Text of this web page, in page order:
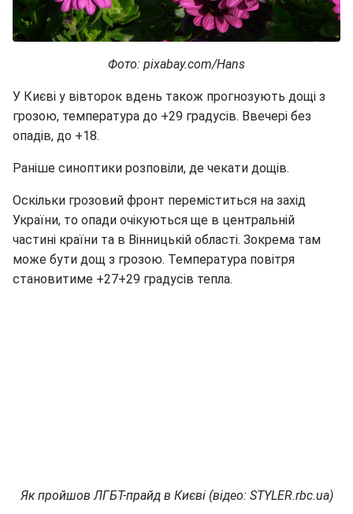
Фото: pixabay.com/Hans
У Києві у вівторок вдень також прогнозують дощі з
грозою, температура до +29 градусів. Ввечері без
опадів, до +18.
Раніше синоптики розповіли, де чекати дощів.
Оскільки грозовий фронт переміститься на захід
України, то опади очікуються ще в центральній
частині країни та в Вінницькій області. Зокрема там
може бути дощ з грозою. Температура повітря
становитиме +27+29 градусів тепла.
Як пройшов ЛГБТ-прайд в Києві (відео: STYLER.rbc.ua)